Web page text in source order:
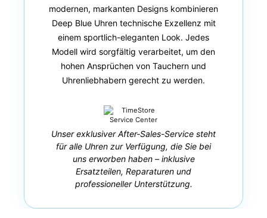
modernen, markanten Designs kombinieren
Deep Blue Uhren technische Exzellenz mit
einem sportlich-eleganten Look. Jedes
Modell wird sorgfältig verarbeitet, um den
hohen Ansprüchen von Tauchern und
Uhrenliebhabern gerecht zu werden.
Unser exklusiver After-Sales-Service steht
für alle Uhren zur Verfügung, die Sie bei
uns erworben haben – inklusive
Ersatzteilen, Reparaturen und
professioneller Unterstützung.